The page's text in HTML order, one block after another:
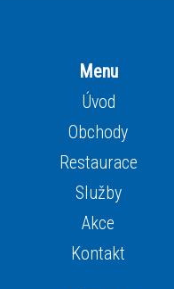
Menu
Úvod
Obchody
Restaurace
Služby
Akce
Kontakt